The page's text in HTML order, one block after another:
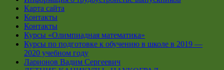
Карта сайта
Контакты
Контакты
Курсы «Олимпиадная математика»
Курсы по подготовке к обучению в школе в 2019 —
2020 учебном году
Ларионов Вадим Сергеевич